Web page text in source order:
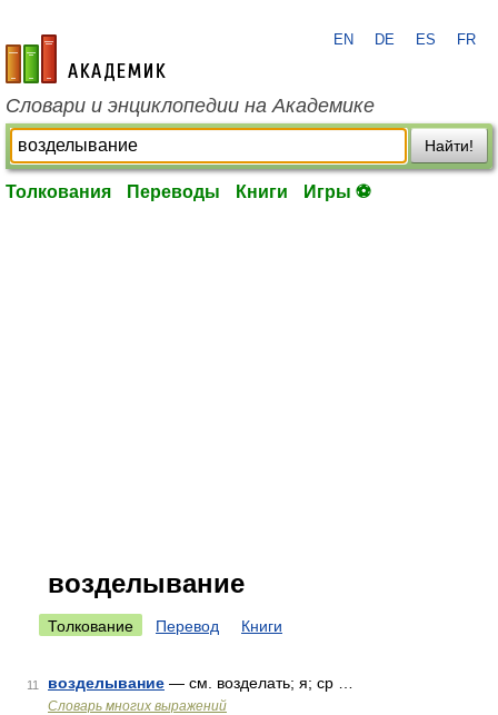
academic.ru
EN DE ES FR
Словари и энциклопедии на Академике
Найти!
Толкования Переводы Книги Игры ⚽
возделывание
Толкование Перевод Книги
11 возделывание — см. возделать; я; ср …
Словарь многих выражений